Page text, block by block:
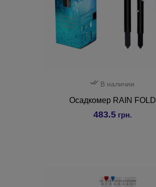
В наличии
Осадкомер RAIN FOLD
483.5грн.